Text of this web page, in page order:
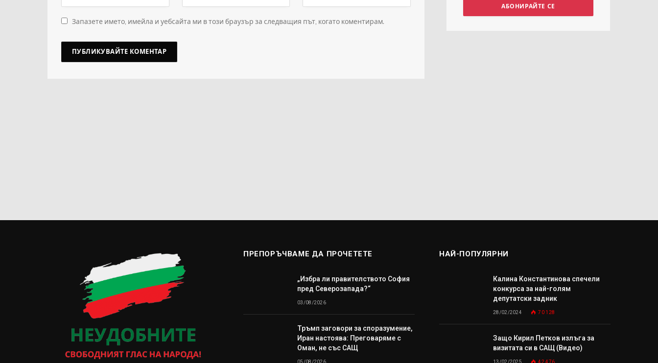
Запазете името, имейла и уебсайта ми в този браузър за следващия път, когато коментирам.
ПРЕПОРЪЧВАМЕ ДА ПРОЧЕТЕТЕ
„Избра ли правителството София
пред Северозапада?“
03/08/2026
Тръмп заговори за споразумение,
Иран настоява: Преговаряме с
Оман, не със САЩ
05/08/2026
НАЙ-ПОПУЛЯРНИ
Калина Константинова спечели
конкурса за най-голям
депутатски задник
28/02/2024 70 128
Защо Кирил Петков излъга за
визитата си в САЩ (Видео)
13/02/2025 42 476